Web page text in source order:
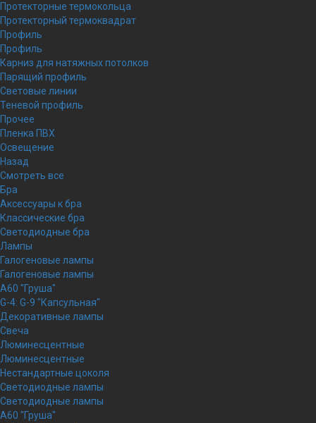
Протекторные термокольца
Протекторный термоквадрат
Профиль
Профиль
Карниз для натяжных потолков
Парящий профиль
Световые линии
Теневой профиль
Прочее
Пленка ПВХ
Освещение
Назад
Смотреть все
Бра
Аксессуары к бра
Классические бра
Светодиодные бра
Лампы
Галогеновые лампы
Галогеновые лампы
A60 "Груша"
G-4: G-9 "Капсульная"
Декоративные лампы
Свеча
Люминесцентные
Люминесцентные
Нестандартные цоколя
Светодиодные лампы
Светодиодные лампы
A60 "Груша"